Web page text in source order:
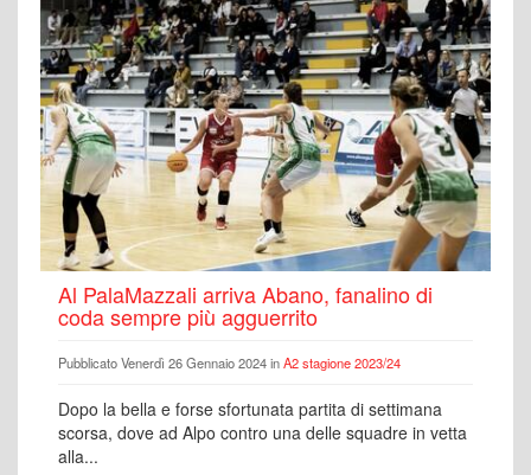
Al PalaMazzali arriva Abano, fanalino di
coda sempre più agguerrito
Pubblicato Venerdì 26 Gennaio 2024 inA2 stagione 2023/24
Dopo la bella e forse sfortunata partita di settimana
scorsa, dove ad Alpo contro una delle squadre in vetta
alla...